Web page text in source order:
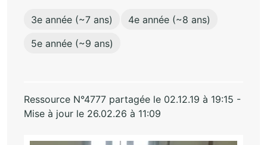
3e année (~7 ans)
4e année (~8 ans)
5e année (~9 ans)
Ressource N°4777 partagée le 02.12.19 à 19:15 -
Mise à jour le 26.02.26 à 11:09